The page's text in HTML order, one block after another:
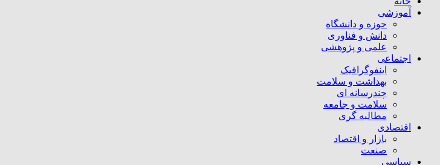
آموزشی
حوزه و دانشگاه
دانش و فناوری
علمی و پژوهشی
اجتماعی
اینفوگرافیک
بهداشت و سلامت
چندرسانه ای
سلامت و جامعه
مطالبه گری
اقتصادی
بازار و اقتصاد
صنعت
سیاسی